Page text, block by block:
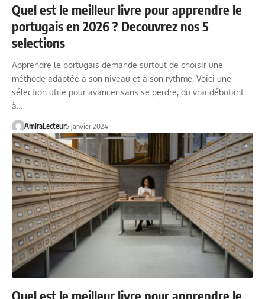
Quel est le meilleur livre pour apprendre le
portugais en 2026 ? Decouvrez nos 5
selections
Apprendre le portugais demande surtout de choisir une
méthode adaptée à son niveau et à son rythme. Voici une
sélection utile pour avancer sans se perdre, du vrai débutant
à…
AmiraLecteur5 janvier 2024
Quel est le meilleur livre pour apprendre le